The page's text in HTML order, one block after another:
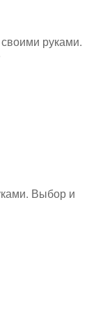
руками.
Выбор и